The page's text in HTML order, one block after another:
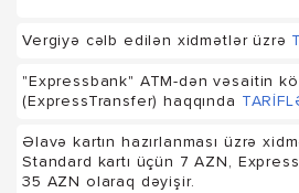
Vergiyə cəlb edilən xidmətlər üzrə
"Expressbank" ATM-dən vəsaitin
(ExpressTransfer) haqqında
Əlavə kartın hazırlanması üzrə
Standard kartı üçün 7 AZN,
35 AZN olaraq dəyişir.